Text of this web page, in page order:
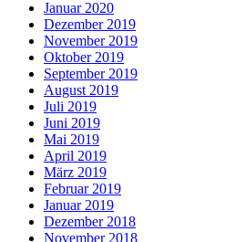
Januar 2020
Dezember 2019
November 2019
Oktober 2019
September 2019
August 2019
Juli 2019
Juni 2019
Mai 2019
April 2019
März 2019
Februar 2019
Januar 2019
Dezember 2018
November 2018